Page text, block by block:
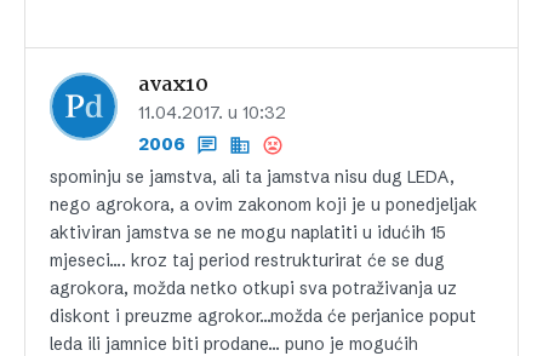
avax10
11.04.2017. u 10:32
2006
spominju se jamstva, ali ta jamstva nisu dug LEDA,
nego agrokora, a ovim zakonom koji je u ponedjeljak
aktiviran jamstva se ne mogu naplatiti u idućih 15
mjeseci…. kroz taj period restrukturirat će se dug
agrokora, možda netko otkupi sva potraživanja uz
diskont i preuzme agrokor…možda će perjanice poput
leda ili jamnice biti prodane… puno je mogućih